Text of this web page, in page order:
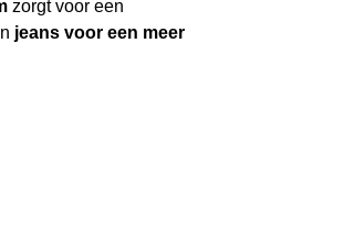
zorgt voor een
jeans voor een meer